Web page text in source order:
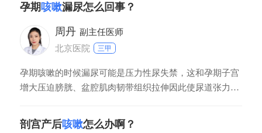
孕期 咳嗽漏尿怎么回事？
周丹 副主任医师
北京医院
三甲
孕期咳嗽的时候漏尿可能是压力性尿失禁，这和孕期子宫
增大压迫膀胱、盆腔肌肉韧带组织拉伸因此使尿道张力降
的现象，不需要治疗。
剖宫产后咳嗽怎么办啊？